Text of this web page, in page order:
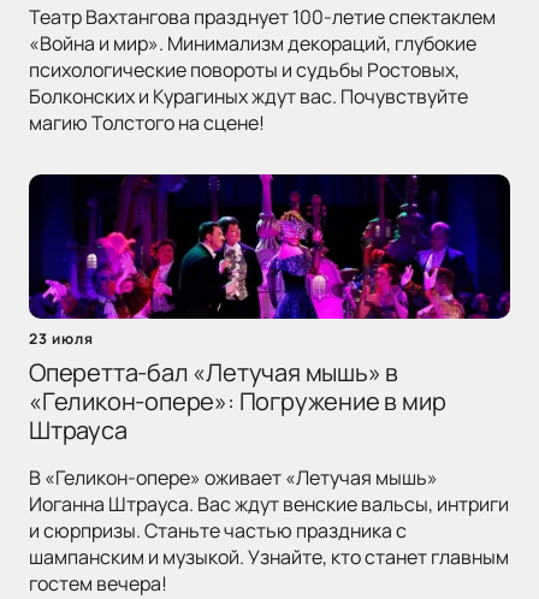
Театр Вахтангова празднует 100-летие спектаклем
«Война и мир». Минимализм декораций, глубокие
психологические повороты и судьбы Ростовых,
Болконских и Курагиных ждут вас. Почувствуйте
магию Толстого на сцене!
23 июля
Оперетта-бал «Летучая мышь» в
«Геликон-опере»: Погружение в мир
Штрауса
В «Геликон-опере» оживает «Летучая мышь»
Иоганна Штрауса. Вас ждут венские вальсы, интриги
и сюрпризы. Станьте частью праздника с
шампанским и музыкой. Узнайте, кто станет главным
гостем вечера!